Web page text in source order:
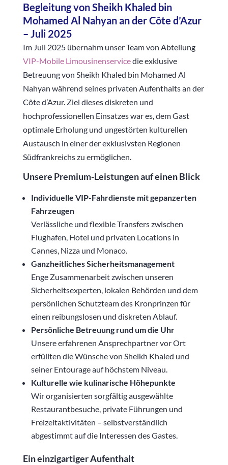
Begleitung von Sheikh Khaled bin
Mohamed Al Nahyan an der Côte d’Azur
– Juli 2025
Im Juli 2025 übernahm unser Team von Abteilung
VIP-Mobile Limousinenservicedie exklusive
Betreuung von Sheikh Khaled bin Mohamed Al
Nahyan während seines privaten Aufenthalts an der
Côte d’Azur. Ziel dieses diskreten und
hochprofessionellen Einsatzes war es, dem Gast
optimale Erholung und ungestörten kulturellen
Austausch in einer der exklusivsten Regionen
Südfrankreichs zu ermöglichen.
Unsere Premium-Leistungen auf einen Blick
Individuelle VIP-Fahrdienste mit gepanzerten
Fahrzeugen
Verlässliche und flexible Transfers zwischen
Flughafen, Hotel und privaten Locations in
Cannes, Nizza und Monaco.
Ganzheitliches Sicherheitsmanagement
Enge Zusammenarbeit zwischen unseren
Sicherheitsexperten, lokalen Behörden und dem
persönlichen Schutzteam des Kronprinzen für
einen reibungslosen und diskreten Ablauf.
Persönliche Betreuung rund um die Uhr
Unsere erfahrenen Ansprechpartner vor Ort
erfüllten die Wünsche von Sheikh Khaled und
seiner Entourage auf höchstem Niveau.
Kulturelle wie kulinarische Höhepunkte
Wir organisierten sorgfältig ausgewählte
Restaurantbesuche, private Führungen und
Freizeitaktivitäten – selbstverständlich
abgestimmt auf die Interessen des Gastes.
Ein einzigartiger Aufenthalt